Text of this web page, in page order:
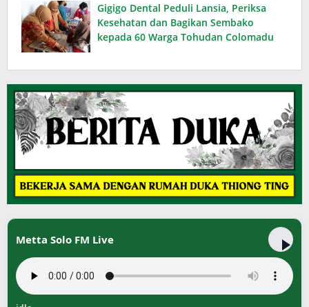
Gigigo Dental Peduli Lansia, Periksa
Kesehatan dan Bagikan Sembako
kepada 60 Warga Tohudan Colomadu
Metta Solo FM Live